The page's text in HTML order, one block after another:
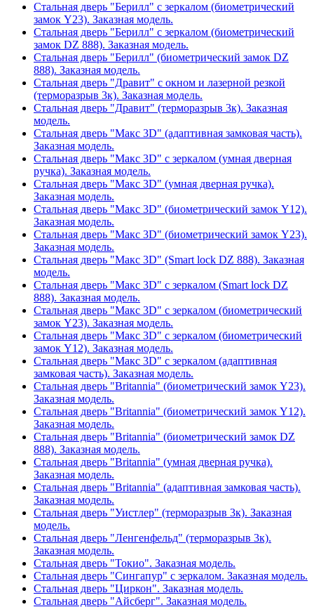
Стальная дверь "Берилл" с зеркалом (биометрический
замок Y23). Заказная модель.
Стальная дверь "Берилл" с зеркалом (биометрический
замок DZ 888). Заказная модель.
Стальная дверь "Берилл" (биометрический замок DZ
888). Заказная модель.
Стальная дверь "Дравит" с окном и лазерной резкой
(терморазрыв 3к). Заказная модель.
Стальная дверь "Дравит" (терморазрыв 3к). Заказная
модель.
Стальная дверь "Макс 3D" (адаптивная замковая часть).
Заказная модель.
Стальная дверь "Макс 3D" с зеркалом (умная дверная
ручка). Заказная модель.
Стальная дверь "Макс 3D" (умная дверная ручка).
Заказная модель.
Стальная дверь "Макс 3D" (биометрический замок Y12).
Заказная модель.
Стальная дверь "Макс 3D" (биометрический замок Y23).
Заказная модель.
Стальная дверь "Макс 3D" (Smart lock DZ 888). Заказная
модель.
Стальная дверь "Макс 3D" с зеркалом (Smart lock DZ
888). Заказная модель.
Стальная дверь "Макс 3D" с зеркалом (биометрический
замок Y23). Заказная модель.
Стальная дверь "Макс 3D" с зеркалом (биометрический
замок Y12). Заказная модель.
Стальная дверь "Макс 3D" с зеркалом (адаптивная
замковая часть). Заказная модель.
Стальная дверь "Britannia" (биометрический замок Y23).
Заказная модель.
Стальная дверь "Britannia" (биометрический замок Y12).
Заказная модель.
Стальная дверь "Britannia" (биометрический замок DZ
888). Заказная модель.
Стальная дверь "Britannia" (умная дверная ручка).
Заказная модель.
Стальная дверь "Britannia" (адаптивная замковая часть).
Заказная модель.
Стальная дверь "Уистлер" (терморазрыв 3к). Заказная
модель.
Стальная дверь "Ленгенфельд" (терморазрыв 3к).
Заказная модель.
Стальная дверь "Токио". Заказная модель.
Стальная дверь "Сингапур" с зеркалом. Заказная модель.
Стальная дверь "Циркон". Заказная модель.
Стальная дверь "Айсберг". Заказная модель.